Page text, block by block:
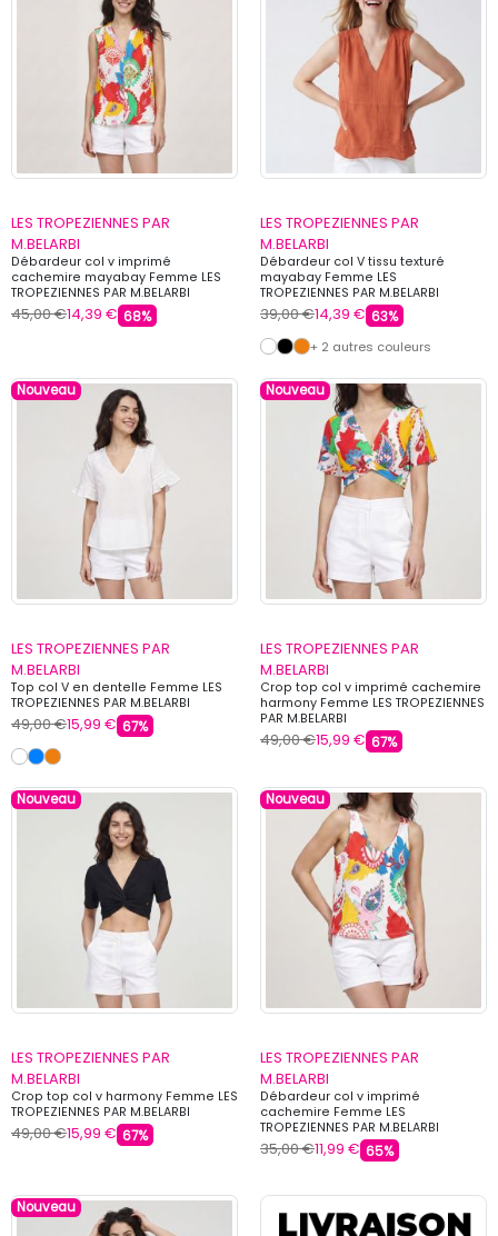
LES TROPEZIENNES PAR
M.BELARBI
Débardeur col v imprimé
cachemire mayabay Femme LES
TROPEZIENNES PAR M.BELARBI
45,00 €14,39 € 68%
LES TROPEZIENNES PAR
M.BELARBI
Débardeur col V tissu texturé
mayabay Femme LES
TROPEZIENNES PAR M.BELARBI
39,00 €14,39 € 63%
+ 2 autres couleurs
Nouveau
LES TROPEZIENNES PAR
M.BELARBI
Top col V en dentelle Femme LES
TROPEZIENNES PAR M.BELARBI
49,00 €15,99 € 67%
Nouveau
LES TROPEZIENNES PAR
M.BELARBI
Crop top col v imprimé cachemire
harmony Femme LES TROPEZIENNES
PAR M.BELARBI
49,00 €15,99 € 67%
Nouveau
LES TROPEZIENNES PAR
M.BELARBI
Crop top col v harmony Femme LES
TROPEZIENNES PAR M.BELARBI
49,00 €15,99 € 67%
Nouveau
LES TROPEZIENNES PAR
M.BELARBI
Débardeur col v imprimé
cachemire Femme LES
TROPEZIENNES PAR M.BELARBI
35,00 €11,99 € 65%
Nouveau